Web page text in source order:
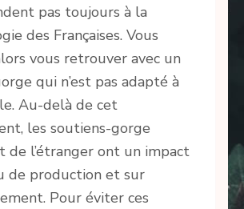
pas toujours à la
des Françaises. Vous
vous retrouver avec un
qui n’est pas adapté à
Au-delà de cet
les soutiens-gorge
de l’étranger ont un impact
de production et sur
Pour éviter ces